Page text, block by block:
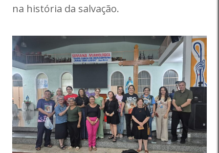
na história da salvação.